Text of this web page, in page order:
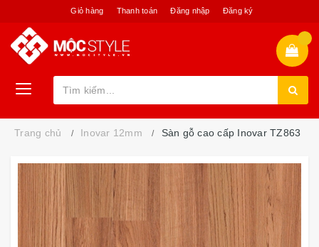
Giỏ hàng Thanh toán Đăng nhập Đăng ký
Trang chủ Inovar 12mm Sàn gỗ cao cấp Inovar TZ863